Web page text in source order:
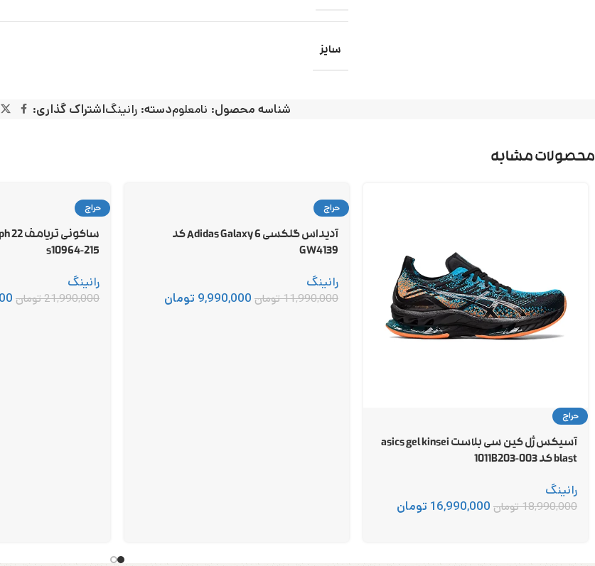
سایز
شناسه محصول: نامعلومدسته: رانینگاشتراک گذاری:
محصولات مشابه
حراج
آسیکس ژل کین سی بلاست asics gel kinsei
blast کد 1011B203-003
رانینگ
18,990,000تومان 16,990,000 تومان
حراج
آدیداس گلکسی 6 Adidas Galaxy کد
GW4139
رانینگ
11,990,000تومان 9,990,000 تومان
حراج
s10964-215
رانینگ
21,990,000تومان